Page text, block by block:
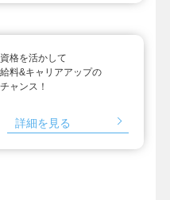
資格を活かして
給料&キャリアアップの
チャンス！
詳細を見る